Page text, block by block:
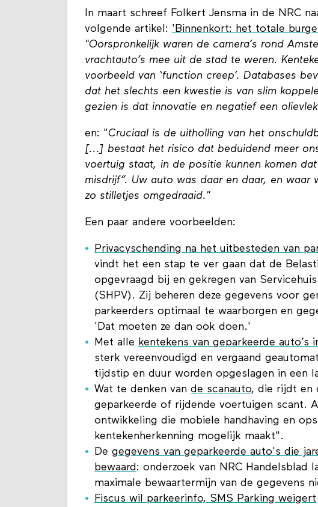
In maart schreef Folkert Jensma in de NRC
volgende artikel: 'Binnenkort: het totale
"Oorspronkelijk waren de camera’s rond
vrachtauto’s mee uit de stad te weren.
voorbeeld van ‘function creep’. Databases
dat het slechts een kwestie is van slim
gezien is dat innovatie en negatief een
en: "Cruciaal is de uitholling van het
[...] bestaat het risico dat beduidend meer
voertuig staat, in de positie kunnen komen
misdrijf”. Uw auto was daar en daar, en waar
zo stilletjes omgedraaid."
Een paar andere voorbeelden:
Privacyschending na het uitbesteden van
vindt het een stap te ver gaan dat de
opgevraagd bij en gekregen van
(SHPV). Zij beheren deze gegevens voor
parkeerders optimaal te waarborgen en
'Dat moeten ze dan ook doen.'
Met alle kentekens van geparkeerde auto’s
sterk vereenvoudigd en vergaand
tijdstip en duur worden opgeslagen in een
Wat te denken van de scanauto, die rijdt en
geparkeerde of rijdende voertuigen scant.
ontwikkeling die mobiele handhaving en
kentekenherkenning mogelijk maakt".
De gegevens van geparkeerde auto's die
bewaard: onderzoek van NRC Handelsblad
maximale bewaartermijn van de gegevens
Fiscus wil parkeerinfo, SMS Parking weigert